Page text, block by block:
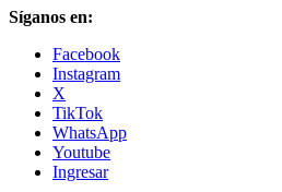
Síganos en:
Facebook
Instagram
X
TikTok
WhatsApp
Youtube
Ingresar